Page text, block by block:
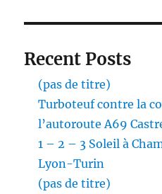
Recent Posts
(pas de titre)
Turboteuf contre la
l’autoroute A69
1 – 2 – 3 Soleil à
Lyon-Turin
(pas de titre)